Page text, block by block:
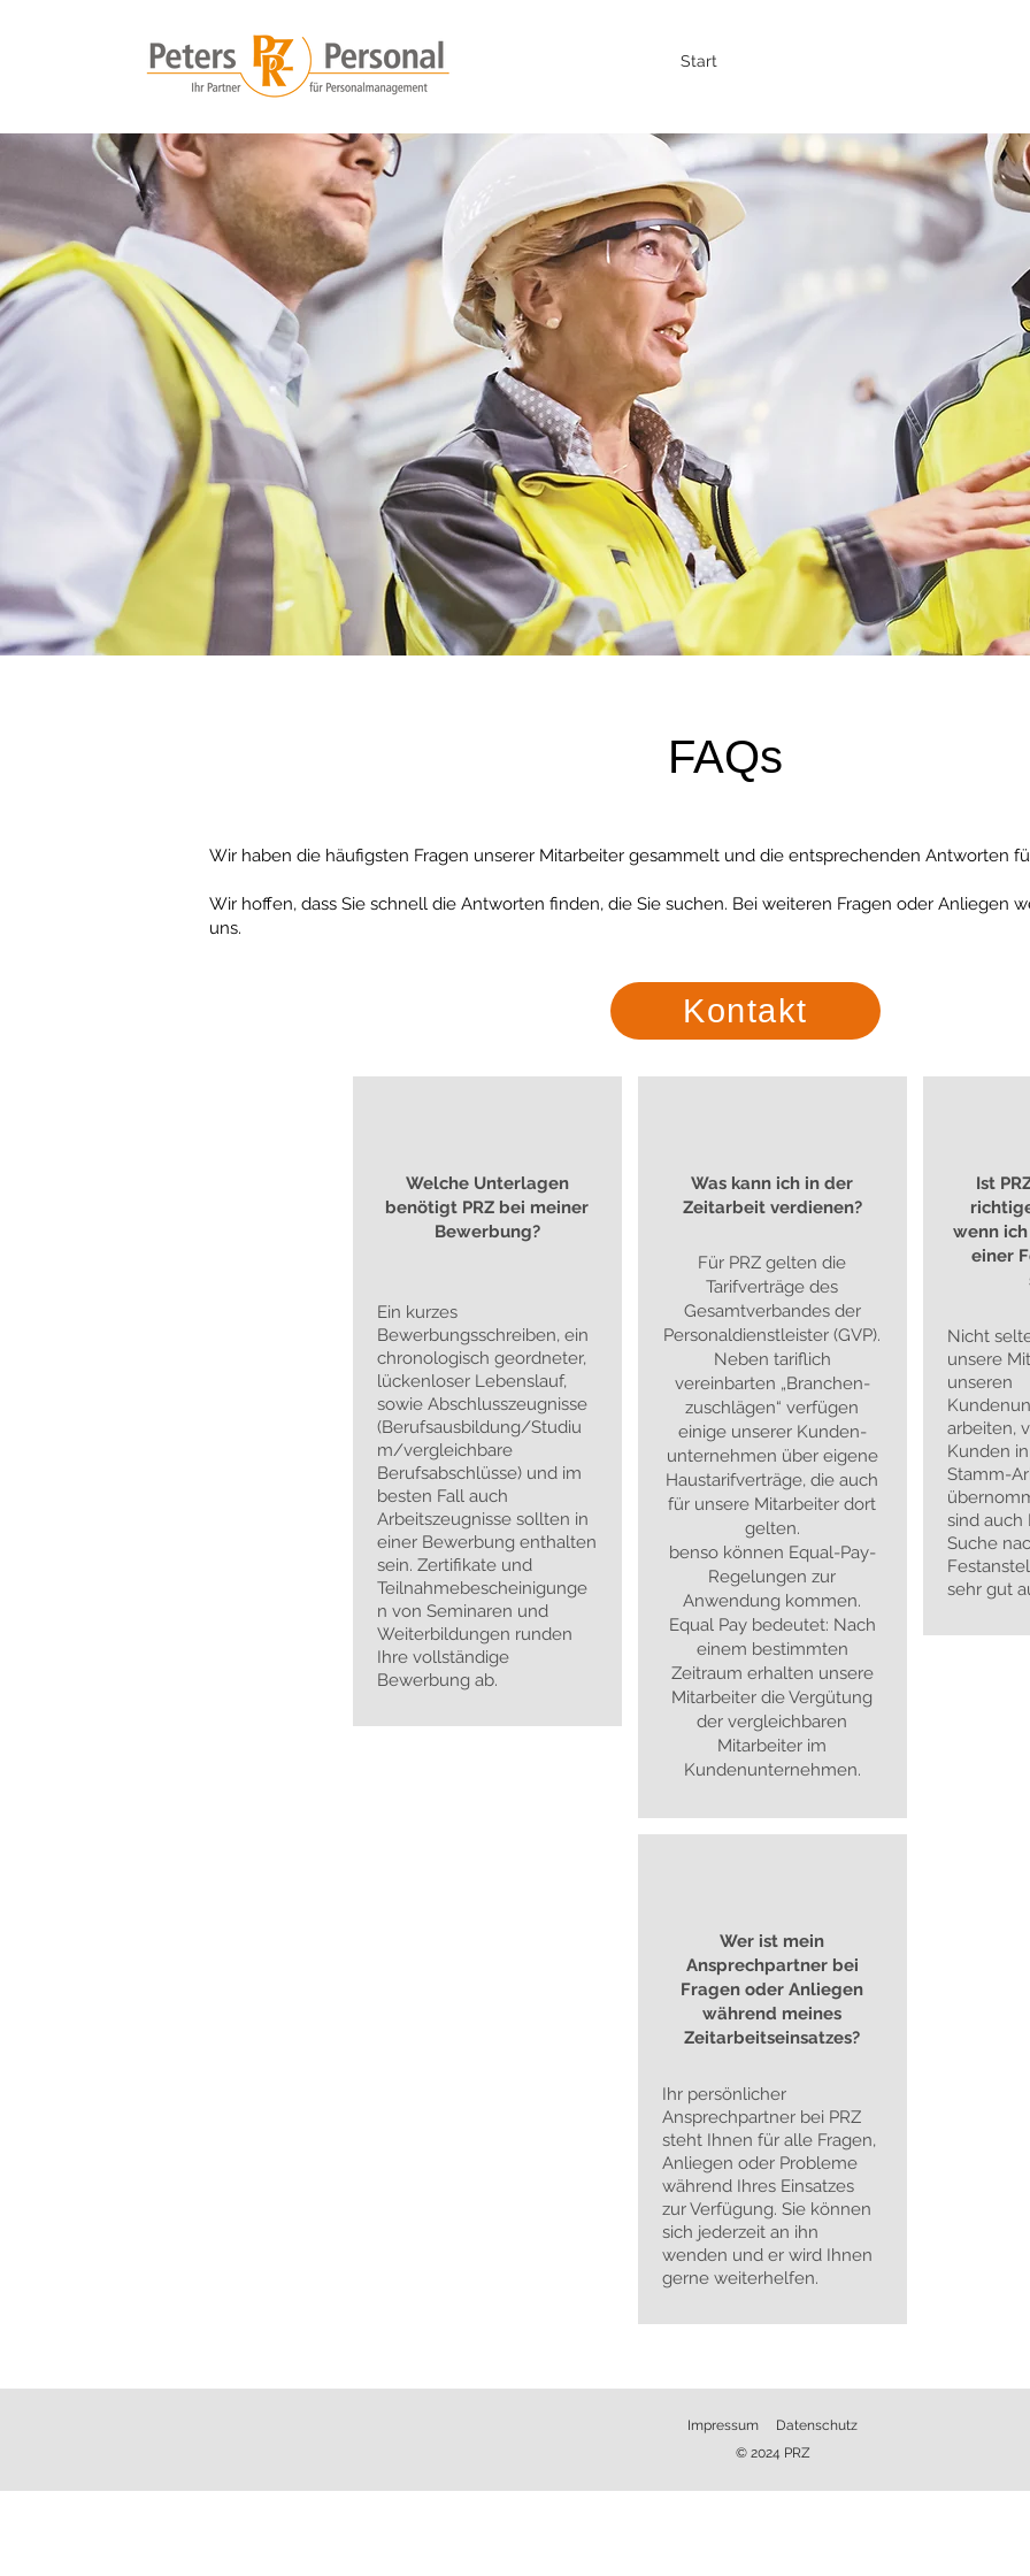
Start
FAQs
Wir haben die häufigsten Fragen unserer Mitarbeiter gesammelt und die entsprechenden Antworten
Wir hoffen, dass Sie schnell die Antworten finden, die Sie suchen. Bei weiteren Fragen oder Anliegen
uns.
Kontakt
Welche Unterlagen
benötigt PRZ bei meiner
Bewerbung?
Ein kurzes
Bewerbungsschreiben, ein
chronologisch geordneter,
lückenloser Lebenslauf,
sowie Abschlusszeugnisse
(Berufsausbildung/Studiu
m/vergleichbare
Berufsabschlüsse) und im
besten Fall auch
Arbeitszeugnisse sollten in
einer Bewerbung enthalten
sein. Zertifikate und
Teilnahmebescheinigunge
n von Seminaren und
Weiterbildungen runden
Ihre vollständige
Bewerbung ab.
Was kann ich in der
Zeitarbeit verdienen?
Für PRZ gelten die
Tarifverträge des
Gesamtverbandes der
Personaldienstleister (GVP).
Neben tariflich
vereinbarten „Branchen-
zuschlägen“ verfügen
einige unserer Kunden-
unternehmen über eigene
Haustarifverträge, die auch
für unsere Mitarbeiter dort
gelten.
benso können Equal-Pay-
Regelungen zur
Anwendung kommen.
Equal Pay bedeutet: Nach
einem bestimmten
Zeitraum erhalten unsere
Mitarbeiter die Vergütung
der vergleichbaren
Mitarbeiter im
Kundenunternehmen.
Ist
wenn
einer
Nicht
unsere
unseren
arbeiten,
Kunden
Stamm-
sind auch
Suche
sehr gut
Wer ist mein
Ansprechpartner bei
Fragen oder Anliegen
während meines
Zeitarbeitseinsatzes?
Ihr persönlicher
Ansprechpartner bei PRZ
steht Ihnen für alle Fragen,
Anliegen oder Probleme
während Ihres Einsatzes
zur Verfügung. Sie können
sich jederzeit an ihn
wenden und er wird Ihnen
gerne weiterhelfen.
Impressum
Datenschutz
© 2024 PRZ